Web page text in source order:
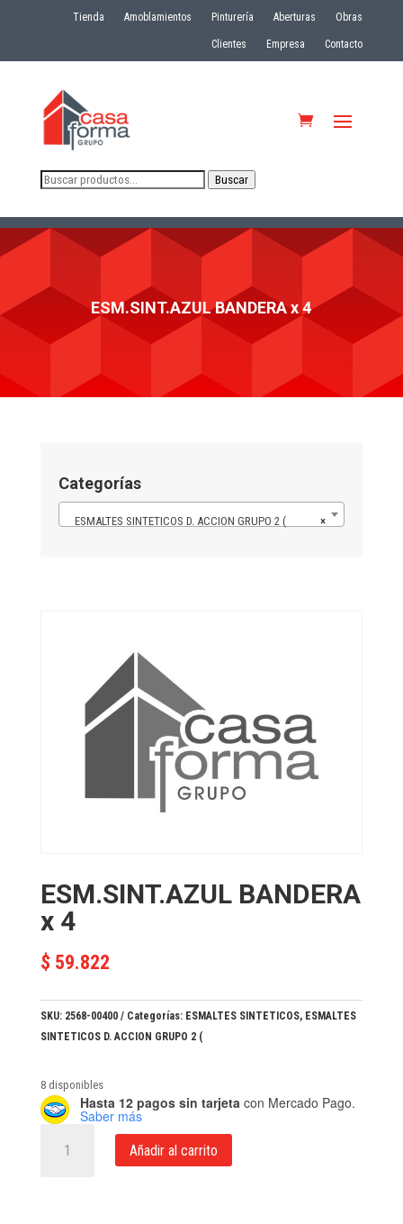
Tienda Amoblamientos Pinturería Aberturas Obras
Clientes Empresa Contacto
Buscar
Buscar
ESM.SINT.AZUL BANDERA x 4
Categorías
×
ESMALTES SINTETICOS D. ACCION GRUPO 2 (
ESM.SINT.AZUL BANDERA
x 4
$ 59.822
SKU: 2568-00400 Categorías: ESMALTES SINTETICOS, ESMALTES
SINTETICOS D. ACCION GRUPO 2 (
8 disponibles
Hasta 12 pagos sin tarjeta con Mercado Pago.
Saber más
ESM.SINT.AZUL
BANDERA
Añadir al carrito